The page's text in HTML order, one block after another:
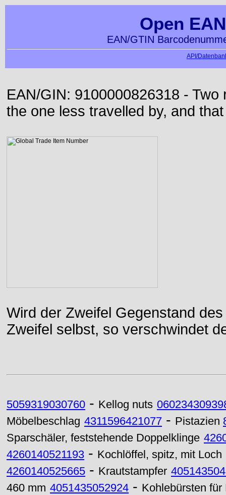
Open
EAN/GTIN
API/
EAN/GIN: 9100000826318 -
the one less travelled by, and
Wird der Zweifel Gegenstand
Zweifel selbst, so verschwindet
5059319030760 - Kellog nuts
Möbelbeschlag 4311596421077 - Pistazien
Sparschäler, feststehende Doppelklinge
4260140521193 - Kochlöffel, spitz, mit Loch
4260140525665 - Krautstampfer
460 mm 4051435052924 - Kohlebürsten für